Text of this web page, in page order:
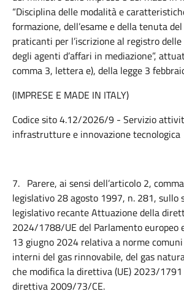
“Disciplina delle modalità e
formazione, dell’esame e della tenuta
praticanti per l’iscrizione al registro delle
degli agenti d’affari in mediazione”,
comma 3, lettera e), della legge 3
(IMPRESE E MADE IN ITALY)
Codice sito 4.12/2026/9 - Servizio
infrastrutture e innovazione tecnologica
7. Parere, ai sensi dell’articolo 2,
legislativo 28 agosto 1997, n. 281, sullo
legislativo recante Attuazione della
2024/1788/UE del Parlamento europeo
13 giugno 2024 relativa a norme
interni del gas rinnovabile, del gas
che modifica la direttiva (UE) 2023/1791
direttiva 2009/73/CE.